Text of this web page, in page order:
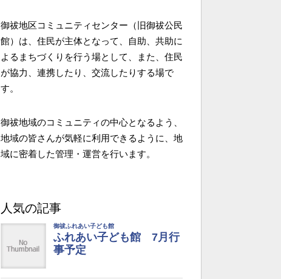
御祓地区コミュニティセンター（旧御祓公民
館）は、住民が主体となって、自助、共助に
よるまちづくりを行う場として、また、住民
が協力、連携したり、交流したりする場で
す。
御祓地域のコミュニティの中心となるよう、
地域の皆さんが気軽に利用できるように、地
域に密着した管理・運営を行います。
人気の記事